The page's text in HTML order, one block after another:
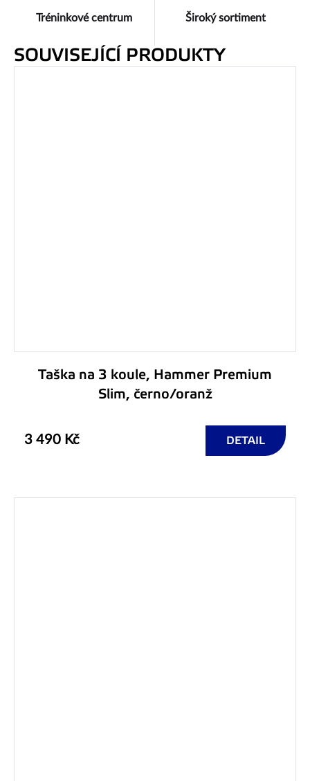
Tréninkové centrum Široký sortiment
SOUVISEJÍCÍ PRODUKTY
Taška na 3 koule, Hammer Premium
Slim, černo/oranž
3 490 Kč DETAIL